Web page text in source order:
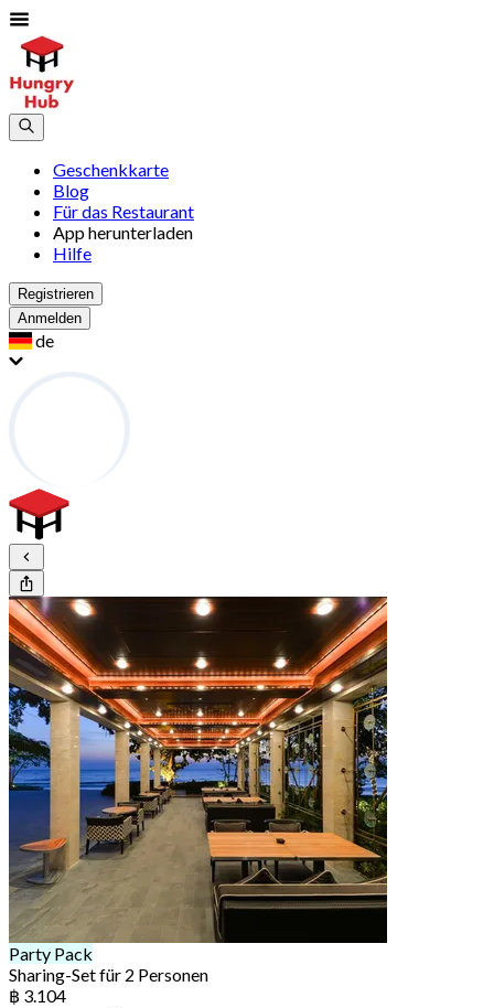
Geschenkkarte
Blog
Für das Restaurant
App herunterladen
Hilfe
Registrieren
Anmelden
de
Party Pack
Sharing-Set für 2 Personen
฿ 3.104